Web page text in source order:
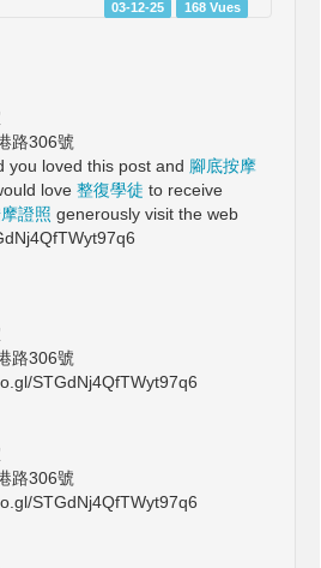
03-12-25
168 Vues
路306號
you loved this post and 腳底按摩
love 整復學徒 to receive
證照 generously visit the web
路306號
STGdNj4QfTWyt97q6
路306號
STGdNj4QfTWyt97q6